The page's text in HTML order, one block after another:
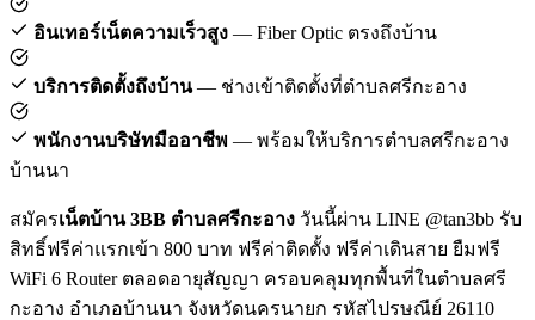
อินเทอร์เน็ตความเร็วสูง — Fiber Optic ตรงถึงบ้าน
บริการติดตั้งถึงบ้าน— ช่างเข้าติดตั้งที่ตำบลศรีกะอาง
พนักงานบริษัทมืออาชีพ — พร้อมให้บริการตำบลศรีกะอาง
บ้านนา
สมัครเน็ตบ้าน 3BB ตำบลศรีกะอาง วันนี้ผ่าน LINE @tan3bb รับ
สิทธิ์ฟรีค่าแรกเข้า 800 บาท ฟรีค่าติดตั้ง ฟรีค่าเดินสาย ยืมฟรี
WiFi 6 Router ตลอดอายุสัญญา ครอบคลุมทุกพื้นที่ในตำบลศรี
กะอาง อำเภอบ้านนา จังหวัดนครนายก รหัสไปรษณีย์ 26110